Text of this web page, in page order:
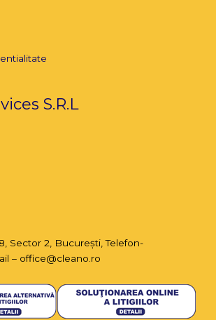
S.R.L
Sector 2, București, Telefon-
– office@cleano.ro